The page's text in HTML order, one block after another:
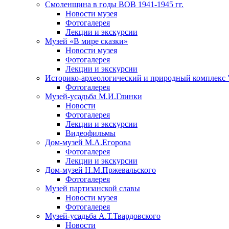
Смоленщина в годы ВОВ 1941-1945 гг.
Новости музея
Фотогалерея
Лекции и экскурсии
Музей «В мире сказки»
Новости музея
Фотогалерея
Лекции и экскурсии
Историко-археологический и природный комплекс
Фотогалерея
Музей-усадьба М.И.Глинки
Новости
Фотогалерея
Лекции и экскурсии
Видеофильмы
Дом-музей М.А.Егорова
Фотогалерея
Лекции и экскурсии
Дом-музей Н.М.Пржевальского
Фотогалерея
Музей партизанской славы
Новости музея
Фотогалерея
Музей-усадьба А.Т.Твардовского
Новости